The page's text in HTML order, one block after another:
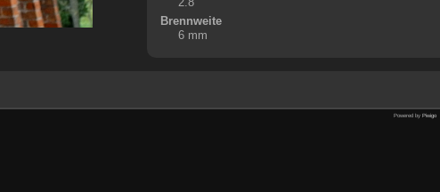
Brennweite
6 mm
Powered by Piwigo